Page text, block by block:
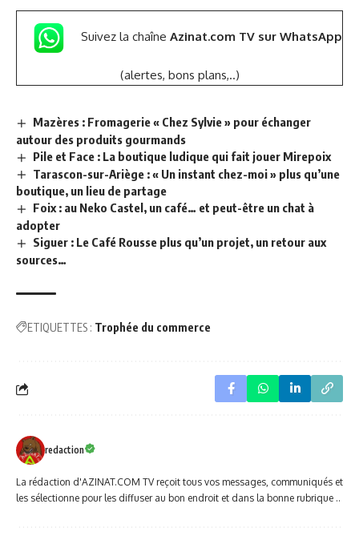
Suivez la chaîne Azinat.com TV sur WhatsApp
(alertes, bons plans,..)
Mazères : Fromagerie « Chez Sylvie » pour échanger
autour des produits gourmands
Pile et Face : La boutique ludique qui fait jouer Mirepoix
Tarascon-sur-Ariège : « Un instant chez-moi » plus qu’une
boutique, un lieu de partage
Foix : au Neko Castel, un café… et peut-être un chat à
adopter
Siguer : Le Café Rousse plus qu’un projet, un retour aux
sources…
ETIQUETTES : Trophée du commerce
redaction
La rédaction d'AZINAT.COM TV reçoit tous vos messages, communiqués et
les sélectionne pour les diffuser au bon endroit et dans la bonne rubrique ..